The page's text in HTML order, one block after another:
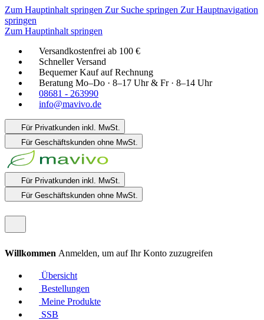
Zum Hauptinhalt springen Zur Suche springen Zur Hauptnavigation
springen
Zum Hauptinhalt springen
Versandkostenfrei ab 100 €
Schneller Versand
Bequemer Kauf auf Rechnung
Beratung Mo–Do · 8–17 Uhr & Fr · 8–14 Uhr
08681 - 263990
info@mavivo.de
Für Privatkunden inkl. MwSt.
Für Geschäftskunden ohne MwSt.
Für Privatkunden inkl. MwSt.
Für Geschäftskunden ohne MwSt.
Willkommen Anmelden, um auf Ihr Konto zuzugreifen
Übersicht
Bestellungen
Meine Produkte
SSB